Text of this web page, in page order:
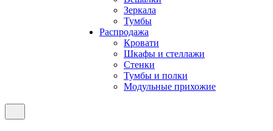
Зеркала
Тумбы
Распродажа
Кровати
Шкафы и стеллажи
Стенки
Тумбы и полки
Модульные прихожие